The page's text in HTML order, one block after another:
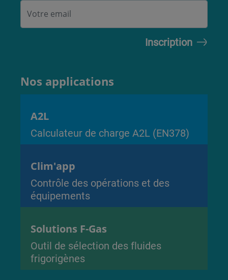
Nos applications
A2L
Calculateur de charge A2L (EN378)
Clim'app
Contrôle des opérations et des
équipements
Solutions F-Gas
Outil de sélection des fluides
frigorigènes